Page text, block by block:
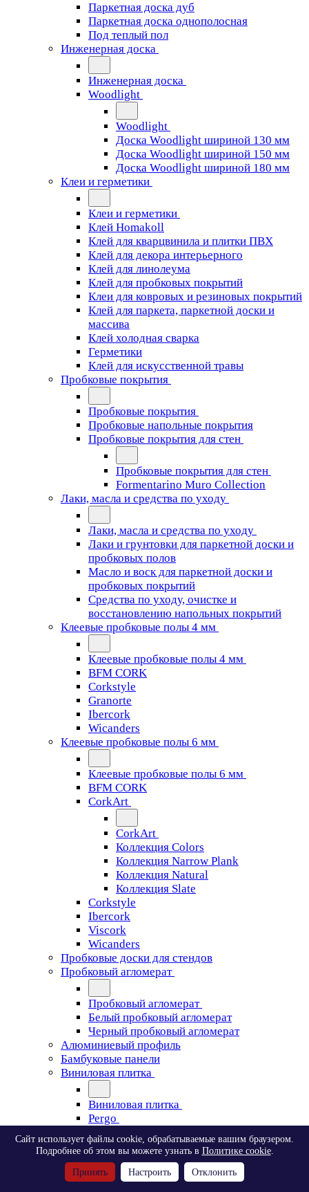
Паркетная доска дуб
Паркетная доска однополосная
Под теплый пол
Инженерная доска
Инженерная доска
Woodlight
Woodlight
Доска Woodlight шириной 130 мм
Доска Woodlight шириной 150 мм
Доска Woodlight шириной 180 мм
Клеи и герметики
Клеи и герметики
Клей Homakoll
Клей для кварцвинила и плитки ПВХ
Клей для декора интерьерного
Клей для линолеума
Клей для пробковых покрытий
Клеи для ковровых и резиновых покрытий
Клей для паркета, паркетной доски и
массива
Клей холодная сварка
Герметики
Клей для искусственной травы
Пробковые покрытия
Пробковые покрытия
Пробковые напольные покрытия
Пробковые покрытия для стен
Пробковые покрытия для стен
Formentarino Muro Collection
Лаки, масла и средства по уходу
Лаки, масла и средства по уходу
Лаки и грунтовки для паркетной доски и
пробковых полов
Масло и воск для паркетной доски и
пробковых покрытий
Средства по уходу, очистке и
восстановлению напольных покрытий
Клеевые пробковые полы 4 мм
Клеевые пробковые полы 4 мм
BFM CORK
Corkstyle
Granorte
Ibercork
Wicanders
Клеевые пробковые полы 6 мм
Клеевые пробковые полы 6 мм
BFM CORK
CorkArt
CorkArt
Коллекция Colors
Коллекция Narrow Plank
Коллекция Natural
Коллекция Slate
Corkstyle
Ibercork
Viscork
Wicanders
Пробковые доски для стендов
Пробковый агломерат
Пробковый агломерат
Белый пробковый агломерат
Черный пробковый агломерат
Алюминиевый профиль
Бамбуковые панели
Виниловая плитка
Виниловая плитка
Pergo
Pergo
Classic Plank Optimum Glue
Modern Plank Optimum Glue
Сайт использует файлы cookie, обрабатываемые вашим браузером.
Подробнее об этом вы можете узнать в Политике cookie.
Принять Настроить Отклонить